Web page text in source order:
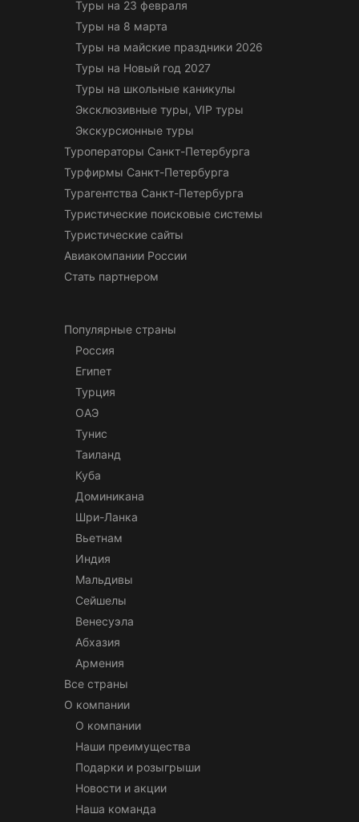
Туры на 23 февраля
Туры на 8 марта
Туры на майские праздники 2026
Туры на Новый год 2027
Туры на школьные каникулы
Эксклюзивные туры, VIP туры
Экскурсионные туры
Туроператоры Санкт-Петербурга
Турфирмы Санкт-Петербурга
Турагентства Санкт-Петербурга
Туристические поисковые системы
Туристические сайты
Авиакомпании России
Стать партнером
Популярные страны
Россия
Египет
Турция
ОАЭ
Тунис
Таиланд
Куба
Доминикана
Шри-Ланка
Вьетнам
Индия
Мальдивы
Сейшелы
Венесуэла
Абхазия
Армения
Все страны
О компании
О компании
Наши преимущества
Подарки и розыгрыши
Новости и акции
Наша команда